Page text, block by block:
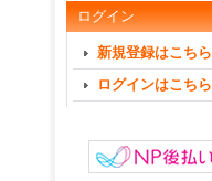
ログイン
新規登録はこちら
ログインはこちら